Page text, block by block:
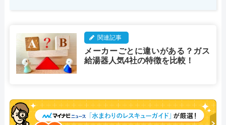
関連記事
メーカーごとに違いがある？ガス
給湯器人気4社の特徴を比較！